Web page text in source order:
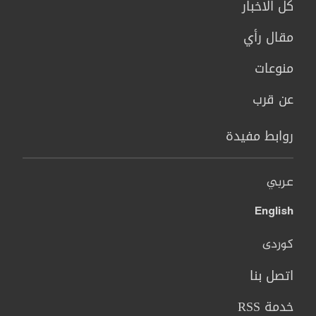
كل الاخبار
مقال رأي
منوعات
عن قرب
روابط مفيدة
عربي
English
کوردی
اتصل بنا
خدمة RSS